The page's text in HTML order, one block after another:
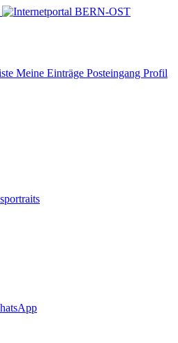
Meine Einträge Posteingang Profil